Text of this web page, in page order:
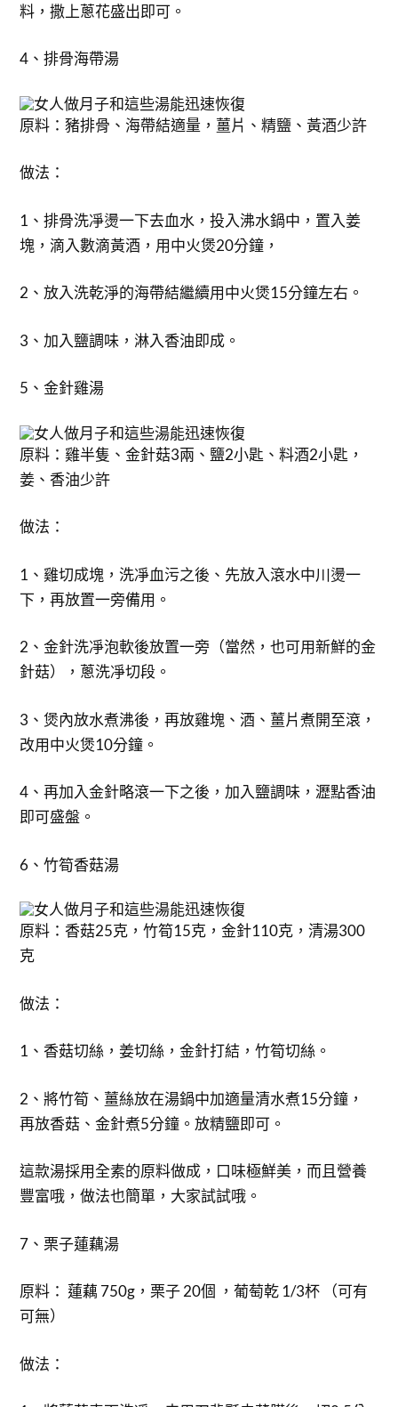
料，撒上蔥花盛出即可。
4、排骨海帶湯
原料：豬排骨、海帶結適量，薑片、精鹽、黃酒少許
做法：
1、排骨洗凈燙一下去血水，投入沸水鍋中，置入姜
塊，滴入數滴黃酒，用中火煲20分鐘，
2、放入洗乾淨的海帶結繼續用中火煲15分鐘左右。
3、加入鹽調味，淋入香油即成。
5、金針雞湯
原料：雞半隻、金針菇3兩、鹽2小匙、料酒2小匙，
姜、香油少許
做法：
1、雞切成塊，洗凈血污之後、先放入滾水中川燙一
下，再放置一旁備用。
2、金針洗凈泡軟後放置一旁（當然，也可用新鮮的金
針菇），蔥洗凈切段。
3、煲內放水煮沸後，再放雞塊、酒、薑片煮開至滾，
改用中火煲10分鐘。
4、再加入金針略滾一下之後，加入鹽調味，瀝點香油
即可盛盤。
6、竹筍香菇湯
原料：香菇25克，竹筍15克，金針110克，清湯300
克
做法：
1、香菇切絲，姜切絲，金針打結，竹筍切絲。
2、將竹筍、薑絲放在湯鍋中加適量清水煮15分鐘，
再放香菇、金針煮5分鐘。放精鹽即可。
這款湯採用全素的原料做成，口味極鮮美，而且營養
豐富哦，做法也簡單，大家試試哦。
7、栗子蓮藕湯
原料： 蓮藕 750g，栗子 20個 ，葡萄乾 1/3杯 （可有
可無）
做法：